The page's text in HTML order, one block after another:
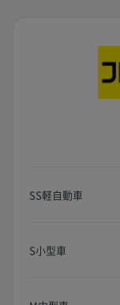
SS軽自動車
S小型車